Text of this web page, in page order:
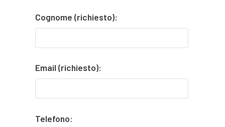
Cognome (richiesto):
Email (richiesto):
Telefono: